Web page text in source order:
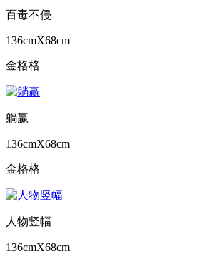
百毒不侵
136cmX68cm
金格格
躺赢
136cmX68cm
金格格
人物竖幅
136cmX68cm